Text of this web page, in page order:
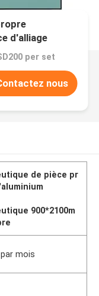
d'alliage
per set
nous
de pièce pr
900*2100m
mois